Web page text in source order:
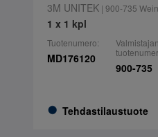
3M UNITEK| 900-735
1 x 1 kpl
Tuotenumero:
MD176120
Tehdastilaustuote
Valmistajan
900-735